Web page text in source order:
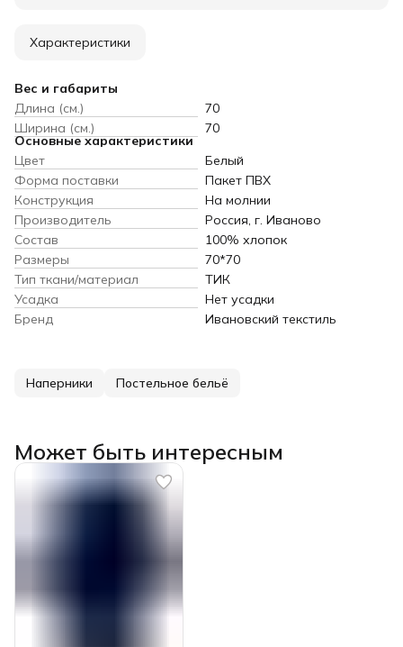
Характеристики
Вес и габариты
Длина (см.)
70
Ширина (см.)
70
Основные характеристики
Цвет
Белый
Форма поставки
Пакет ПВХ
Конструкция
На молнии
Производитель
Россия, г. Иваново
Состав
100% хлопок
Размеры
70*70
Тип ткани/материал
ТИК
Усадка
Нет усадки
Бренд
Ивановский текстиль
Наперники Постельное бельё
Может быть интересным